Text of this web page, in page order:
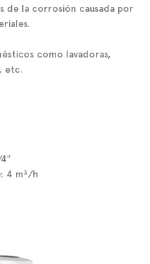
de la corrosión causada por
como lavadoras,
etc.
4 m³/h